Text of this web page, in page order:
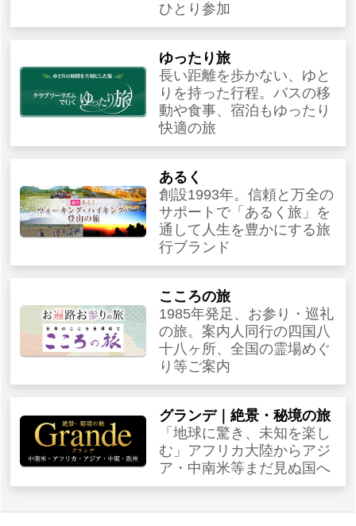
ひとり参加
ゆったり旅
長い距離を歩かない、ゆと
りを持った行程。バスの移
動や食事、宿泊もゆったり
快適の旅
あるく
創設1993年。信頼と万全の
サポートで「あるく旅」を
通して人生を豊かにする旅
行ブランド
こころの旅
1985年発足、お参り・巡礼
の旅。案内人同行の四国八
十八ヶ所、全国の霊場めぐ
り等ご案内
グランデ｜絶景・秘境の旅
「地球に驚き、未知を楽し
む」アフリカ大陸からアジ
ア・中南米等まだ見ぬ国へ